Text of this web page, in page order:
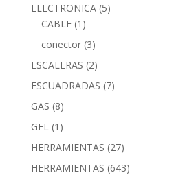
ELECTRONICA (5)
CABLE (1)
conector (3)
ESCALERAS (2)
ESCUADRADAS (7)
GAS (8)
GEL (1)
HERRAMIENTAS (27)
HERRAMIENTAS (643)